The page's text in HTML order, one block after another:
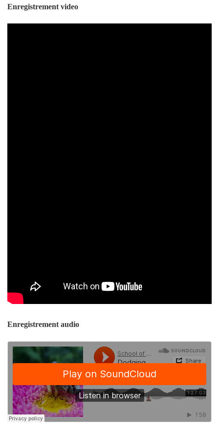
Enregistrement video
Enregistrement audio